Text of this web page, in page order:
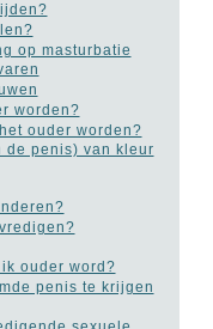
op masturbatie
worden?
ouder worden?
de penis) van kleur
ouder word?
penis te krijgen